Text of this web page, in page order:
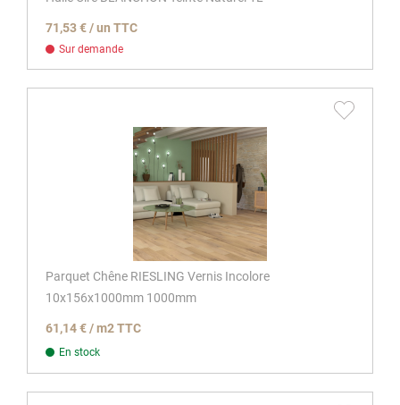
71,53 € / un TTC
Sur demande
Parquet Chêne RIESLING Vernis Incolore
10x156x1000mm 1000mm
61,14 € / m2 TTC
En stock